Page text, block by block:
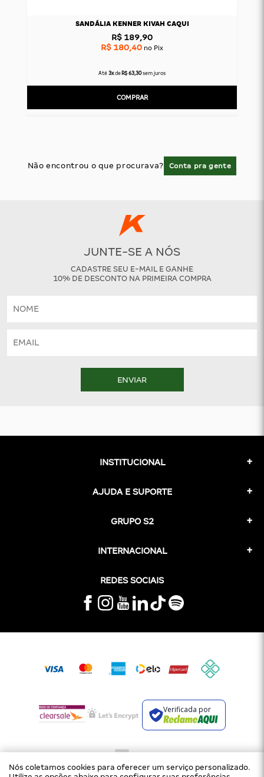
SANDÁLIA KENNER KIVAH CAQUI
R$ 189,90
R$ 180,40 no Pix
Até 3x de R$ 63,30sem juros
COMPRAR
Não encontrou o que procurava? Conta pra gente
JUNTE-SE A NÓS
CADASTRE SEU E-MAIL E GANHE
10% DE DESCONTO NA PRIMEIRA COMPRA
ENVIAR
INSTITUCIONAL
AJUDA E SUPORTE
GRUPO S2
INTERNACIONAL
REDES SOCIAIS
Verificada por
Nós coletamos cookies para oferecer um serviço personalizado.